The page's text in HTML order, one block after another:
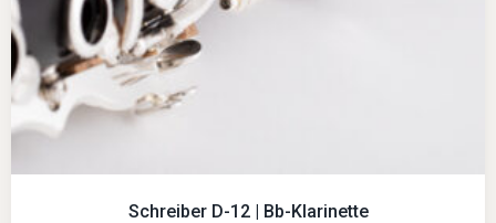
Schreiber D-12 | Bb-Klarinette